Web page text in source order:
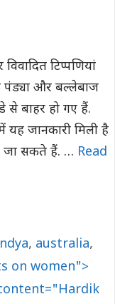
टिप्पणियां
पंड्या और बल्लेबाज
से बाहर हो गए हैं.
जानकारी मिली है
जा सकते हैं. … Read
, australia,
on women">